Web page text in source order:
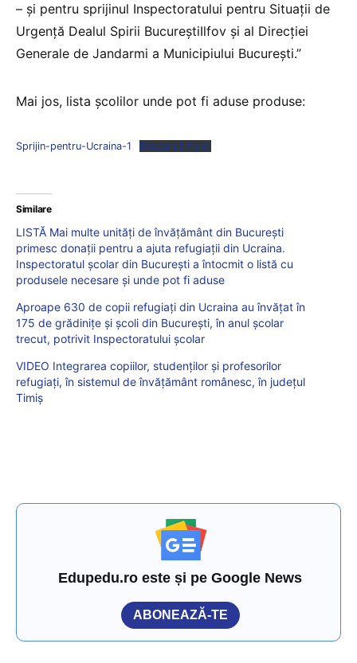
– și pentru sprijinul Inspectoratului pentru Situații de
Urgență Dealul Spirii BucureștiIlfov și al Direcției
Generale de Jandarmi a Municipiului București.”
Mai jos, lista școlilor unde pot fi aduse produse:
Sprijin-pentru-Ucraina-1 Descarcă fișier
Similare
LISTĂ Mai multe unități de învățământ din București
primesc donații pentru a ajuta refugiații din Ucraina.
Inspectoratul școlar din București a întocmit o listă cu
produsele necesare și unde pot fi aduse
Aproape 630 de copii refugiați din Ucraina au învățat în
175 de grădinițe și școli din București, în anul școlar
trecut, potrivit Inspectoratului școlar
VIDEO Integrarea copiilor, studenților și profesorilor
refugiați, în sistemul de învățământ românesc, în județul
Timiș
Edupedu.ro este și pe Google News
ABONEAZĂ-TE